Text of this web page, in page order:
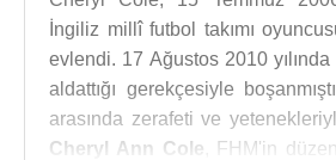
İngiliz millî futbol takımı
evlendi. 17 Ağustos 2010 yılında
aldattığı gerekçesiyle
arasında zerafeti ve
Cheryl Ann Cole , FHM'in